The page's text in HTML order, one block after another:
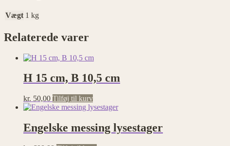
Vægt 1 kg
Relaterede varer
H 15 cm, B 10,5 cm
kr. 50,00 Tilføj til kurv
Engelske messing lysestager